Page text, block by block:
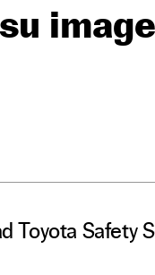
Toyota Safety